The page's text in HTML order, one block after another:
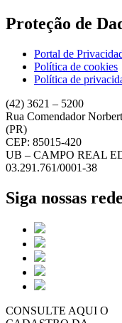
Proteção de
Portal de
Política de cookies
Política de
(42) 3621 – 5200
Rua Comendador
(PR)
CEP: 85015-420
UB – CAMPO REAL
03.291.761/0001-38
Siga nossas
CONSULTE AQUI O